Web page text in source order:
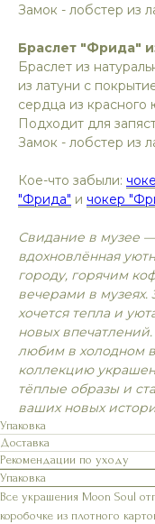
Замок - лобстер из
Браслет "Фрида"
Браслет из
из латуни с
сердца из красного
Подходит для
Замок - лобстер из
Кое-что забыли:
"Фрида" и чокер
Свидание в музее
вдохновлённая
городу, горячим
вечерами в музеях.
хочется тепла и
новых
любим в холодном
коллекцию
тёплые образы и
ваших новых
Упаковка
Доставка
Рекомендации по уходу
Упаковка
Все украшения Moon Soul
коробочке из плотного